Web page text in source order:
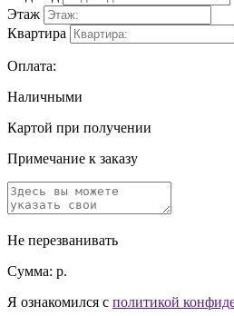
Этаж
Квартира
Оплата:
Наличными
Картой при получении
Примечание к заказу
Не перезванивать
Сумма: р.
Я ознакомился с политикой